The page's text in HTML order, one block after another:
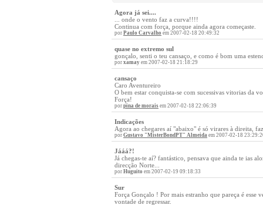
Agora já sei....
... onde o vento faz a curva!!!!
Continua com força, porque ainda agora começaste.
por Paulo Carvalho em 2007-02-18 20:49:32
quase no extremo sul
gonçalo, senti o teu cansaço, e como é bom uma
por xamay em 2007-02-18 21:18:29
cansaço
Caro Aventureiro
O bem estar conquista-se com sucessivas vitorias da
Força!
por pina de morais em 2007-02-18 22:06:39
Indicações
Agora ao chegares aí "abaixo" é só virares à direita,
por Gustavo "MisterBondPT" Almeida em 2007-02-18
Jááá?!
Já chegas-te aí? fantástico, pensava que ainda te ias
direcção Norte...
por Huguito em 2007-02-19 09:18:33
Sur
Força Gonçalo ! Por mais estranho que pareça é esse
vontade de regressar.